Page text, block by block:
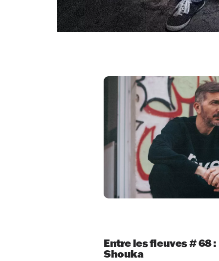
Entre les fleuves # 68
Shouka